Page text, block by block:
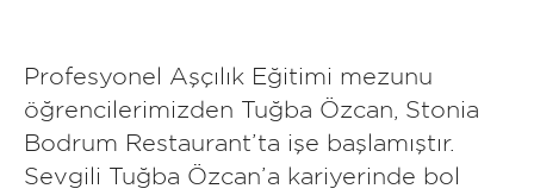
Profesyonel Aşçılık Eğitimi mezunu
öğrencilerimizden Tuğba Özcan, Stonia
Bodrum Restaurant’ta işe başlamıştır.
Sevgili Tuğba Özcan’a kariyerinde bol